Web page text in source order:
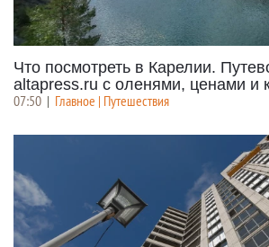
Что посмотреть в Карелии.
altapress.ru с оленями, ценами и
07:50 | Главное | Путешествия